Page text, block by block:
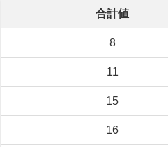
合計値
8
11
15
16